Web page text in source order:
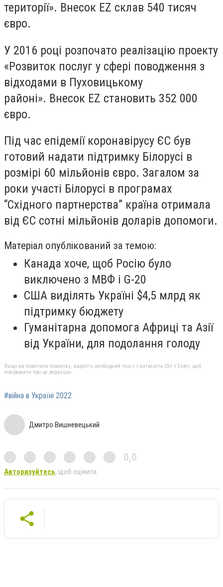
території». Внесок EZ склав 540 тисяч
євро.
У 2016 році розпочато реалізацію проекту
«Розвиток послуг у сфері поводження з
відходами в Пуховицькому
районі». Внесок EZ становить 352 000
євро.
Під час епідемії коронавірусу ЄС був
готовий надати підтримку Білорусі в
розмірі 60 мільйонів євро. Загалом за
роки участі Білорусі в програмах
“Східного партнерства” країна отримала
від ЄС сотні мільйонів доларів допомоги.
Матеріал опублікований за темою:
Канада хоче, щоб Росію було
виключено з МВФ і G-20
США виділять Україні $4,5 млрд як
підтримку бюджету
Гуманітарна допомога Африці та Азії
від України, для подолання голоду
Якщо ви помітили помилку, виділіть необхідний текст і натисніть Ctrl + Enter, щоб
повідомити про це редакцію
#війна в Україні 2022
Дмитро Вишневецький
0,0
Авторизуйтесь, щоб оцінити